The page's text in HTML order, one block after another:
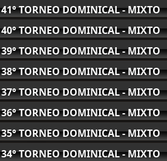
41° TORNEO DOMINICAL - MIXTO
40° TORNEO DOMINICAL - MIXTO
39° TORNEO DOMINICAL - MIXTO
38° TORNEO DOMINICAL - MIXTO
37° TORNEO DOMINICAL - MIXTO
36° TORNEO DOMINICAL - MIXTO
35° TORNEO DOMINICAL - MIXTO
34° TORNEO DOMINICAL - MIXTO